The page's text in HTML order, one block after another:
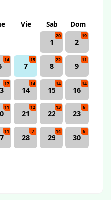
Vie Sab
Dom
1
20
2
19
14
7
15
8
22
9
11
17
14
14
15
14
16
14
11
21
12
22
13
23
6
11
28
7
29
14
30
6